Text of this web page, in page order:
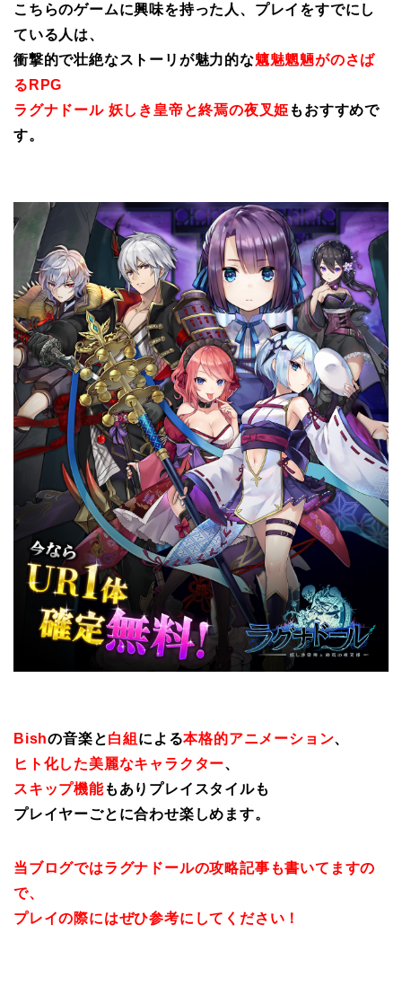
こちらのゲームに興味を持った人、プレイをすでにし
ている人は、
衝撃的で壮絶なストーリが魅力的な魑魅魍魎がのさば
るRPG
ラグナドール 妖しき皇帝と終焉の夜叉姫 もおすすめで
す。
Bishの音楽と白組 による本格的アニメーション、
ヒト化した美麗なキャラクター、
スキップ機能もありプレイスタイルも
プレイヤーごとに合わせ楽しめます。
当ブログではラグナドールの攻略記事も書いてますの
で、
プレイの際にはぜひ参考にしてください！